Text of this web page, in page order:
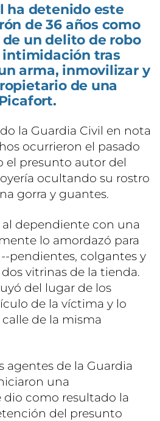
ha detenido este
de 36 años como
un delito de robo
intimidación tras
arma, inmovilizar y
de una
la Guardia Civil en nota
ocurrieron el pasado
el presunto autor del
ocultando su rostro
gorra y guantes.
al dependiente con una
lo amordazó para
pendientes, colgantes y
vitrinas de la tienda.
del lugar de los
de la víctima y lo
de la misma
agentes de la Guardia
una
como resultado la
del presunto